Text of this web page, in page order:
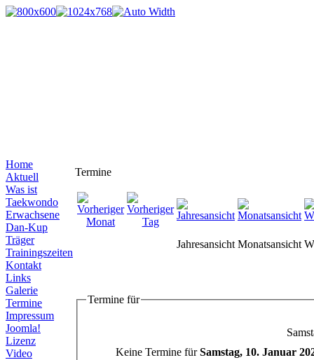
Home
Aktuell
Was ist
Taekwondo
Erwachsene
Dan-Kup
Träger
Trainingszeiten
Kontakt
Links
Galerie
Termine
Impressum
Joomla!
Lizenz
Video
Termine
Jahresansicht Monatsansicht
Termine für
Keine Termine fürSamstag, 10. Januar